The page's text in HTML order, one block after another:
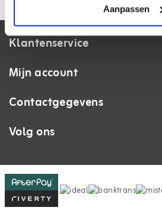
Aanpassen
Klantenservice
Mijn account
Contactgegevens
Volg ons